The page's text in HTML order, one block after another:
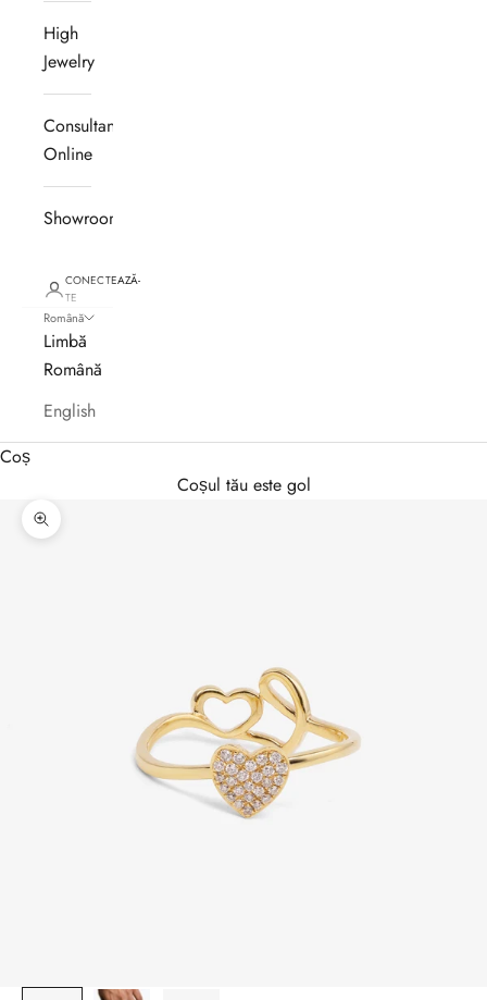
High
Jewelry
Consultanță
Online
Showroom
CONECTEAZĂ-
TE
Română
Limbă
Română
English
Coș
Coșul tău este gol
Mărește